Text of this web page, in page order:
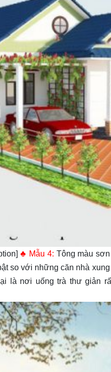
♣ Mẫu 4: Tông màu
so với những căn nhà
là nơi uống trà thư giản